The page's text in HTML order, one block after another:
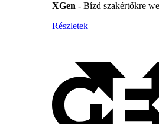
XGen - Bízd szakértőkre
Részletek